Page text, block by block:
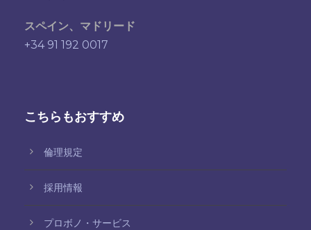
スペイン、マドリード
+34 91 192 0017
こちらもおすすめ
倫理規定
採用情報
プロボノ・サービス